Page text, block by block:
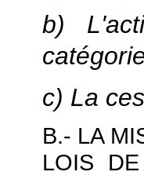
b)
c) La
B.- LA
LOIS